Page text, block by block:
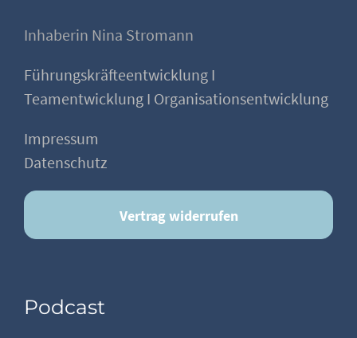
Inhaberin Nina Stromann
Führungskräfteentwicklung I
Teamentwicklung I Organisationsentwicklung
Impressum
Datenschutz
Vertrag widerrufen
Podcast